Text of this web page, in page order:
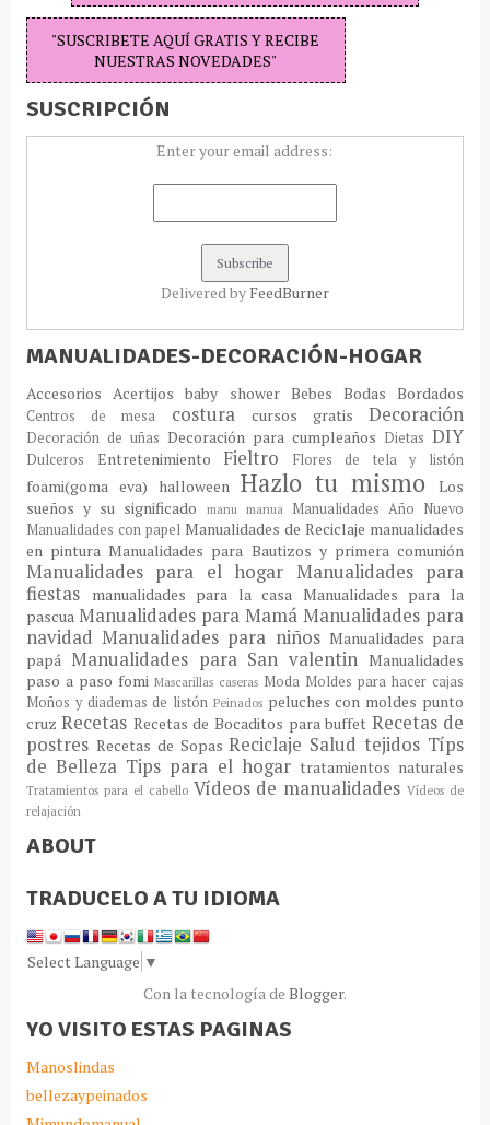
"SUSCRIBETE AQUÍ GRATIS Y RECIBE
NUESTRAS NOVEDADES"
SUSCRIPCIÓN
Enter your email address:
Delivered by FeedBurner
MANUALIDADES-DECORACIÓN-HOGAR
AccesoriosAcertijosbaby shower Bebes BodasBordados
Centros de mesa costura cursos gratisDecoración
Decoración de uñas Decoración para cumpleaños DietasDIY
Dulceros Entretenimiento Fieltro Flores de tela y listón
foami(goma eva) halloween Hazlo tu mismoLos
sueños y su significado
manu manua Manualidades Año Nuevo
Manualidades con papel Manualidades de Reciclaje manualidades
en pinturaManualidades para Bautizos y primera comunión
Manualidades para el hogar Manualidades para
fiestas
manualidades para la casa Manualidades para la
pascua Manualidades para MamáManualidades para
navidadManualidades para niños Manualidades para
papá Manualidades para San valentinManualidades
paso a paso fomi Mascarillas caseras Moda Moldes para hacer cajas
Moños y diademas de listón Peinados peluches con moldes punto
cruzRecetas Recetas de Bocaditos para buffet Recetas de
postres Recetas de SopasReciclaje Saludtejidos Típs
de Belleza Tips para el hogar tratamientos naturales
Tratamientos para el cabello Vídeos de manualidadesVídeos de
relajación
ABOUT
TRADUCELO A TU IDIOMA
Select Language ▼
Con la tecnología de Blogger.
YO VISITO ESTAS PAGINAS
Manoslindas
bellezaypeinados